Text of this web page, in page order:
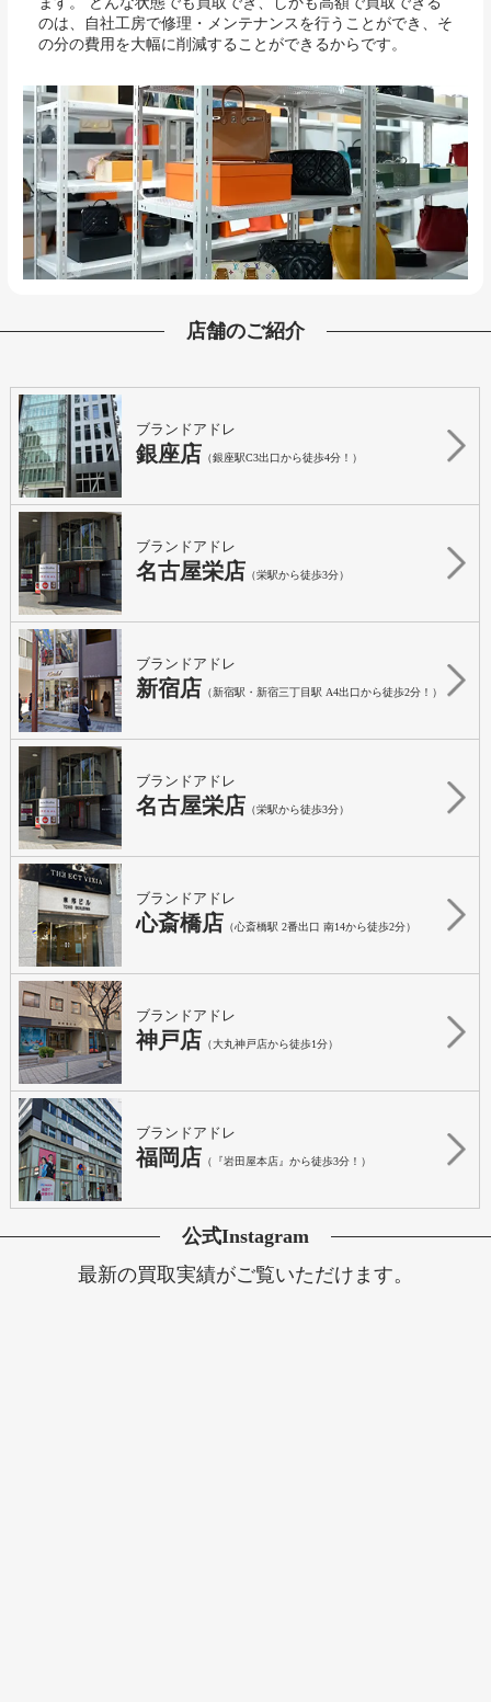
のは、自社工房で修理・メンテナンスを行うことができ、そ
の分の費用を大幅に削減することができるからです。
店舗のご紹介
ブランドアドレ
銀座店 （銀座駅C3出口から徒歩4分！）
ブランドアドレ
名古屋栄店 （栄駅から徒歩3分）
ブランドアドレ
新宿店 （新宿駅・新宿三丁目駅 A4出口から徒歩2分！）
ブランドアドレ
名古屋栄店 （栄駅から徒歩3分）
ブランドアドレ
心斎橋店 （心斎橋駅 2番出口 南14から徒歩2分）
ブランドアドレ
神戸店 （大丸神戸店から徒歩1分）
ブランドアドレ
福岡店 （『岩田屋本店』から徒歩3分！）
公式Instagram
最新の買取実績がご覧いただけます。